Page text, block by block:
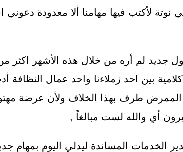
لأكتب فيها مهامنا ألا معدودة دعوني
جديد لم أره من خلال هذه الأشهر اكثر من
بين احد زملاءنا واحد عمال النظافة
الممرض طرف بهذا الخلاف ولأن عرضة
أي والله لست مبالغاً ,
الخدمات المساندة ليدلي اليوم بمهام